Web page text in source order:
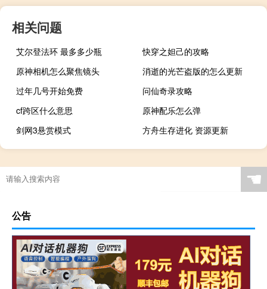
相关问题
艾尔登法环 最多多少瓶
快穿之妲己的攻略
原神相机怎么聚焦镜头
消逝的光芒盗版的怎么更新
过年几号开始免费
问仙奇录攻略
cf跨区什么意思
原神配乐怎么弹
剑网3悬赏模式
方舟生存进化 资源更新
☚
公告